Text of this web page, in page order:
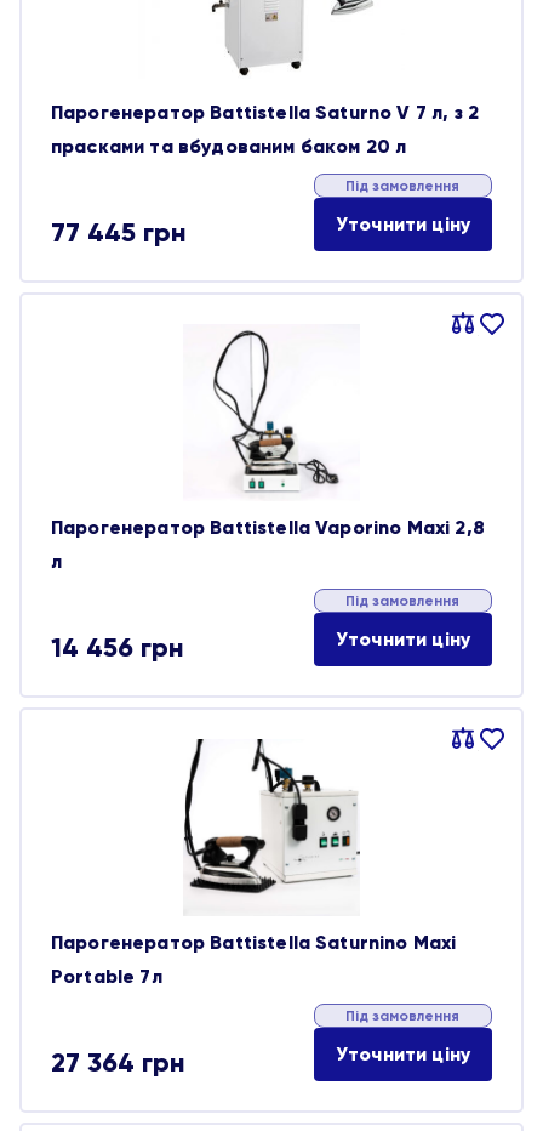
Парогенератор Battistella Saturno V 7 л, з 2
прасками та вбудованим баком 20 л
77 445 грн
Під замовлення
Уточнити ціну
Порівняти
В
Парогенератор Battistella Vaporino Maxi 2,8
л
14 456 грн
Під замовлення
Уточнити ціну
Порівняти
В
Парогенератор Battistella Saturnino Maxi
Portable 7л
27 364 грн
Під замовлення
Уточнити ціну